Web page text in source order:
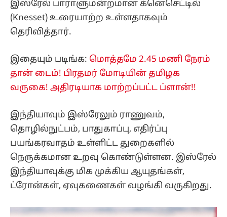
இஸ்ரேல் பாராளுமன்றமான க்னெசெட்டில்
(Knesset) உரையாற்ற உள்ளதாகவும்
தெரிவித்தார்.
இதையும் படிங்க: மொத்தமே 2.45 மணி நேரம்
தான் டைம்! பிரதமர் மோடியின் தமிழக
வருகை! அதிரடியாக மாற்றப்பட்ட ப்ளான்!!
இந்தியாவும் இஸ்ரேலும் ராணுவம்,
தொழில்நுட்பம், பாதுகாப்பு, எதிர்ப்பு
பயங்கரவாதம் உள்ளிட்ட துறைகளில்
நெருக்கமான உறவு கொண்டுள்ளன. இஸ்ரேல்
இந்தியாவுக்கு மிக முக்கிய ஆயுதங்கள்,
ட்ரோன்கள், ஏவுகணைகள் வழங்கி வருகிறது.